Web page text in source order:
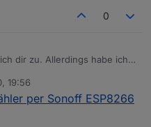
man sich schon die Mühe
0
dir zu. Allerdings habe ich
Probleme mit
19:56
per Sonoff ESP8266